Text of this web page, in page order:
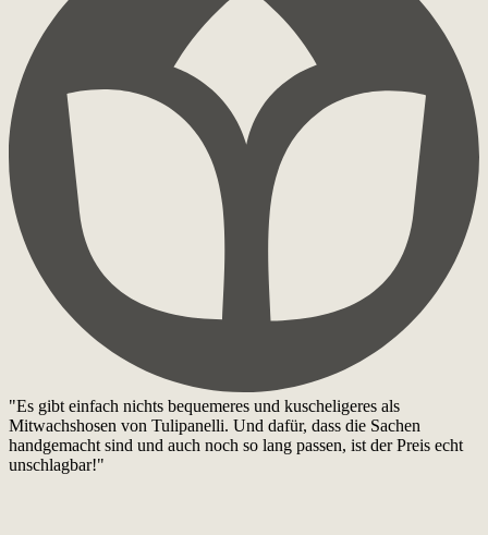
"Es gibt einfach nichts bequemeres und kuscheligeres als
Mitwachshosen von Tulipanelli. Und dafür, dass die Sachen
handgemacht sind und auch noch so lang passen, ist der Preis echt
unschlagbar!"